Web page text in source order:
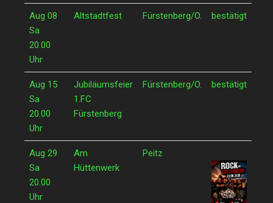
Aug 08
Sa
20.00
Uhr
Altstadtfest Fürstenberg/O. bestätigt
Aug 15
Sa
20.00
Uhr
Jubiläumsfeier
1.FC
Fürstenberg
Fürstenberg/O. bestätigt
Aug 29
Sa
20.00
Uhr
Am
Hüttenwerk
Peitz